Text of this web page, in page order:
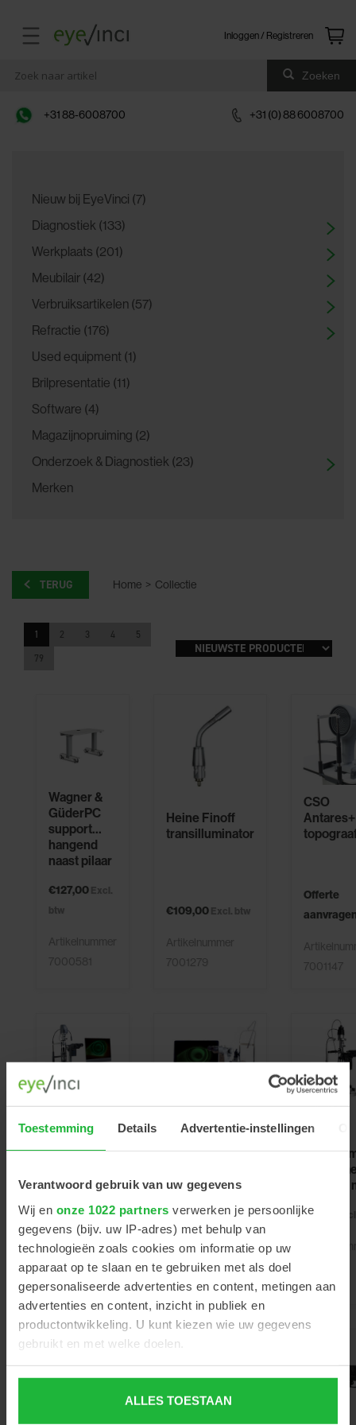
Toestemming Details Advertentie-instellingen
Verantwoord gebruik van uw gegevens
Wij en onze 1022 partners verwerken je persoonlijke
gegevens (bijv. uw IP-adres) met behulp van
technologieën zoals cookies om informatie op uw
apparaat op te slaan en te gebruiken met als doel
gepersonaliseerde advertenties en content, metingen aan
advertenties en content, inzicht in publiek en
productontwikkeling. U kunt kiezen wie uw gegevens
gebruikt en met welke doelen.
Als u het toestaat, willen we ook graag:
Informatie verzamelen over uw geografische locatie,
die tot een paar meter nauwkeurig kan zijn
ALLES TOESTAAN
Inloggen / Registreren
Zoeken
+31 88-6008700 +31 (0) 88 6008700
Nieuw bij EyeVinci (7)
Diagnostiek (133)
Werkplaats (201)
Meubilair (42)
Verbruiksartikelen (57)
Refractie (176)
Used equipment (1)
Brilpresentatie (11)
Software (4)
Magazijnopruiming (2)
Onderzoek & Diagnostiek (23)
Merken
TERUG Home > Collectie
1 2 3 4
5
79
Wagner &
GüderPC
support
hangend
naast pilaar
€127,00 Excl.
btw
Artikelnummer
7000581
Heine Finoff
transilluminator
€109,00 Excl. btw
Artikelnummer
7001279
CSO
Antares+
Offerte
7001147
9900 LED
Spleetlamp
(hs-type)
Offerte
aanvragen
Artikelnummer
CSO SL-9800
LED
camera (z-type)
Offerte
aanvragen
Artikelnummer
digitale
met
HS-type
€0,00